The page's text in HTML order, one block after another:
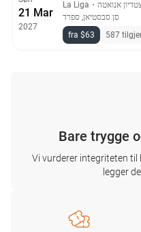
21 Mar
2027
La Liga ・ אנואטה
סן סבסטיאן, ספרד
fra $63
587
Bare trygge
Vi vurderer integriteten
legger